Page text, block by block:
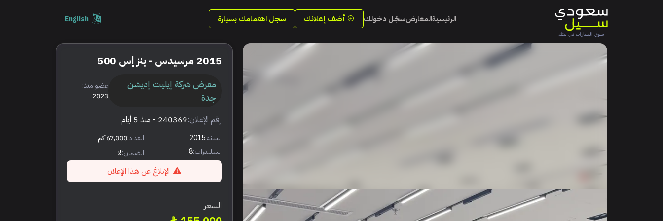
الرئيسيةالمعارضسجّل دخولك أضف إعلانك سجل اهتمامك بسيارة English
2015 مرسيدس - بنز إس 500
معرض شركة إيليت إديشن
جدة
عضو منذ:
2023
رقم الإعلان:240369 - منذ 5 أيام
السنة:2015 العداد:67,000 كم
السلندرات:8 الضمان:لا
الإبلاغ عن هذا الإعلان
السعر